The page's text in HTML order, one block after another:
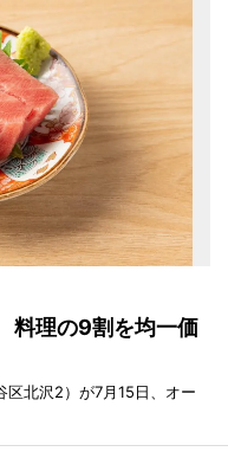
料理の9割を均一価
区北沢2）が7月15日、オー